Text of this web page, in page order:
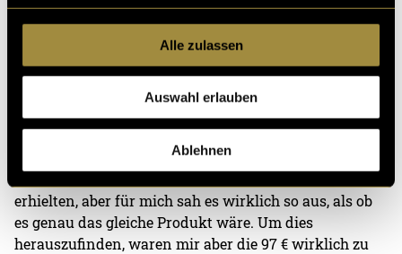
Alle zulassen
Auswahl erlauben
Ablehnen
halblegal neue Follower generieren würde. Zudem
wurde natürlich noch ein weiteres «Produkt» von
Christian beworben: Dieses Mal bot er ein
achtstündiges Coaching für 2000 € an. Das wären 250
€ / Stunde. Ein sehr stolzer Preis. Und die 97 €, für die
mir Christian den Smartphone Kundenbooster
ursprünglich einmal verkaufen wollte, fand ich
einfach nur frech bei dieser Leistung. Es war möglich,
erhielten, aber für mich sah es wirklich so aus, als ob
es genau das gleiche Produkt wäre. Um dies
herauszufinden, waren mir aber die 97 € wirklich zu